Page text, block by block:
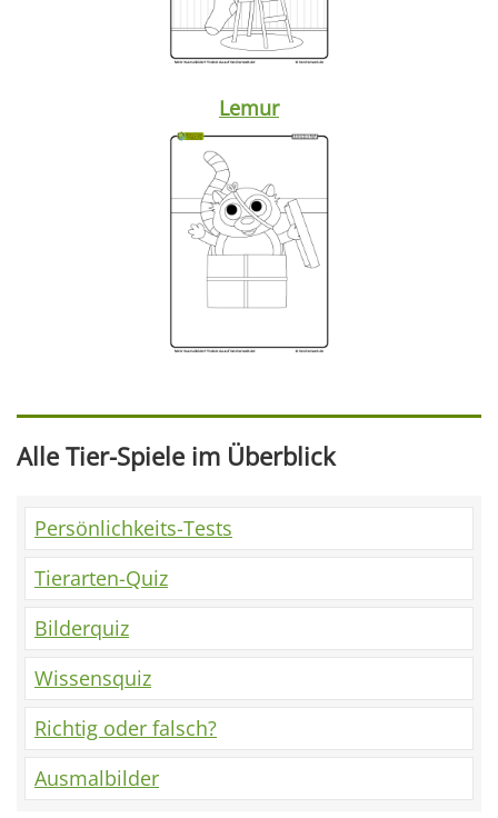
Lemur
Alle Tier-Spiele im Überblick
Persönlichkeits-Tests
Tierarten-Quiz
Bilderquiz
Wissensquiz
Richtig oder falsch?
Ausmalbilder